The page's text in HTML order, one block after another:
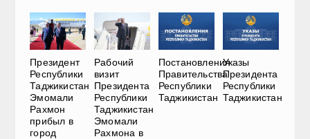
Президент
Республики
Таджикистан
Эмомали
Рахмон
прибыл в
город
Рабочий
визит
Президента
Республики
Таджикистан
Эмомали
Рахмона в
Постановления
Правительства
Республики
Таджикистан
Указы
Президента
Республики
Таджикистан